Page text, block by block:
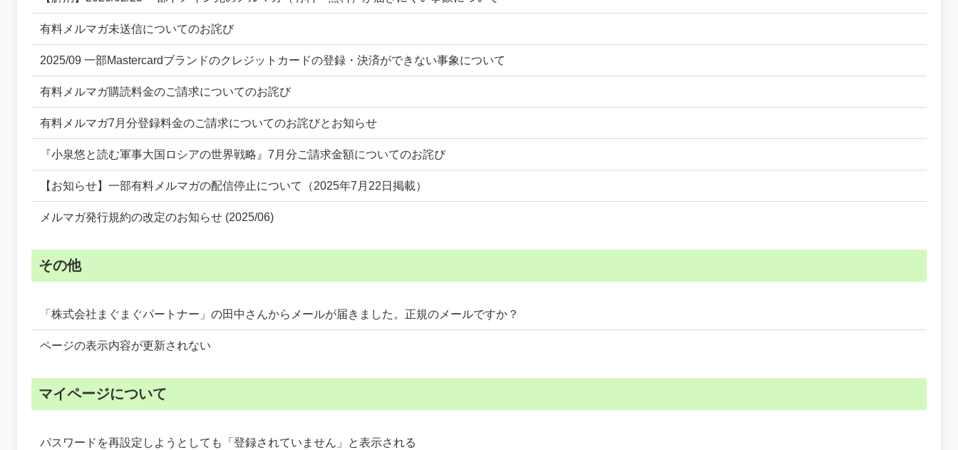
有料メルマガ未送信についてのお詫び
2025/09 一部Mastercardブランドのクレジットカードの登録・決済ができない事象について
有料メルマガ購読料金のご請求についてのお詫び
有料メルマガ7月分登録料金のご請求についてのお詫びとお知らせ
『小泉悠と読む軍事大国ロシアの世界戦略』7月分ご請求金額についてのお詫び
【お知らせ】一部有料メルマガの配信停止について（2025年7月22日掲載）
メルマガ発行規約の改定のお知らせ (2025/06)
その他
「株式会社まぐまぐパートナー」の田中さんからメールが届きました。正規のメールですか？
ページの表示内容が更新されない
マイページについて
パスワードを再設定しようとしても「登録されていません」と表示される